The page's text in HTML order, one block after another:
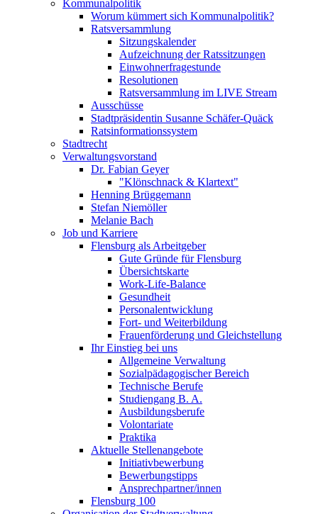
Kommunalpolitik
Worum kümmert sich Kommunalpolitik?
Ratsversammlung
Sitzungskalender
Aufzeichnung der Ratssitzungen
Einwohnerfragestunde
Resolutionen
Ratsversammlung im LIVE Stream
Ausschüsse
Stadtpräsidentin Susanne Schäfer-Quäck
Ratsinformationssystem
Stadtrecht
Verwaltungsvorstand
Dr. Fabian Geyer
"Klönschnack & Klartext"
Henning Brüggemann
Stefan Niemöller
Melanie Bach
Job und Karriere
Flensburg als Arbeitgeber
Gute Gründe für Flensburg
Übersichtskarte
Work-Life-Balance
Gesundheit
Personalentwicklung
Fort- und Weiterbildung
Frauenförderung und Gleichstellung
Ihr Einstieg bei uns
Allgemeine Verwaltung
Sozialpädagogischer Bereich
Technische Berufe
Studiengang B. A.
Ausbildungsberufe
Volontariate
Praktika
Aktuelle Stellenangebote
Initiativbewerbung
Bewerbungstipps
Ansprechpartner/innen
Flensburg 100